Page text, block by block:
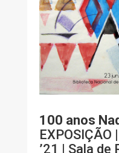
100 anos
’21 | Sala de